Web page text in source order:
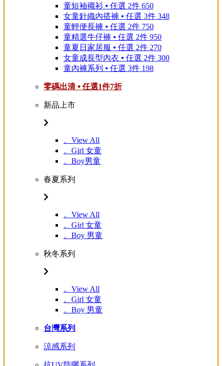
童短袖襯衫 ⦁ 任選 2件 650
女童針織內搭褲 ⦁ 任選 3件 348
童輕便長褲 ⦁ 任選 2件 750
童精選牛仔褲 ⦁ 任選 2件 950
童夏日家居服 ⦁ 任選 2件 270
女童成長型內衣 ⦁ 任選 2件 300
童內褲系列 ⦁ 任選 3件 198
零碼出清 ⦁ 任選1件7折
新品上市
。View All
。Girl 女童
。Boy男童
春夏系列
。View All
。Girl 女童
。Boy 男童
秋冬系列
。View All
。Girl 女童
。Boy 男童
台灣系列
涼感系列